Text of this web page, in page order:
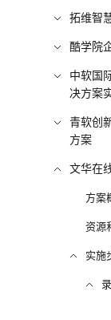
拓维智
酷学院
中软国
决方案
青软创
方案
文华在
方案
资源
实施